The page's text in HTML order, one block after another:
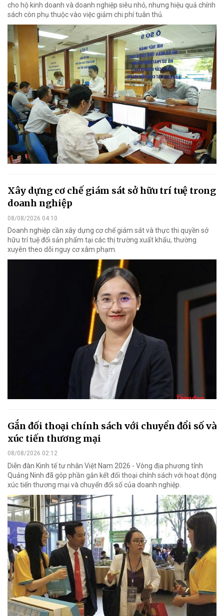
cho hộ kinh doanh và doanh nghiệp siêu nhỏ, nhưng hiệu quả chính
sách còn phụ thuộc vào việc giảm chi phí tuân thủ.
Xây dựng cơ chế giám sát sở hữu trí tuệ trong
doanh nghiệp
08/08/2026 04:10
Doanh nghiệp cần xây dựng cơ chế giám sát và thực thi quyền sở
hữu trí tuệ đối sản phẩm tại các thị trường xuất khẩu, thường
xuyên theo dõi nguy cơ xâm phạm.
Gắn đối thoại chính sách với chuyển đổi số và
xúc tiến thương mại
08/08/2026 02:12
Diễn đàn Kinh tế tư nhân Việt Nam 2026 - Vòng địa phương tỉnh
Quảng Ninh đã góp phần gắn kết đối thoại chính sách với hoạt động
xúc tiến thương mại và chuyển đổi số của doanh nghiệp.